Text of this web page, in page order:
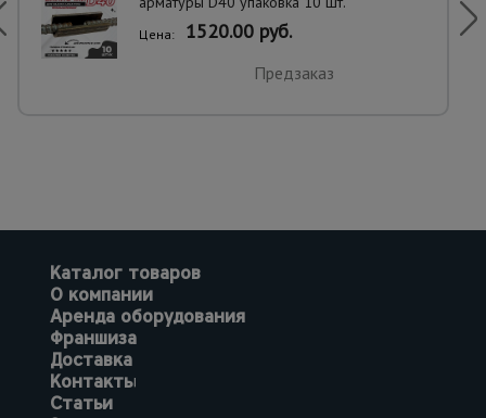
Цена: 1520.00 руб.
Предзаказ
Каталог товаров
О компании
Аренда оборудования
Франшиза
Доставка
Контакты
Статьи